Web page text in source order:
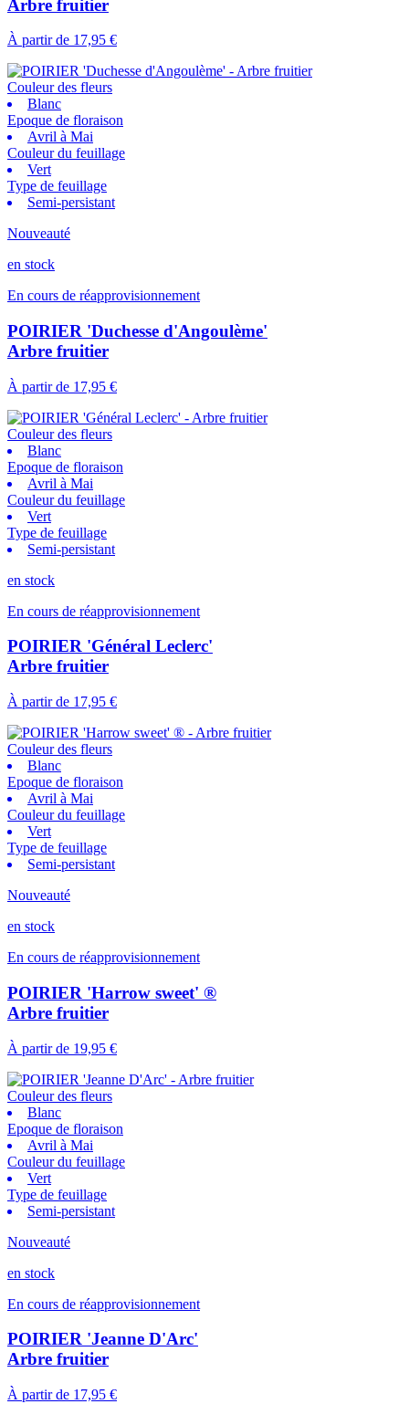
Arbre fruitier
À partir de 17,95 €
Couleur des fleurs
Blanc
Epoque de floraison
Avril à Mai
Couleur du feuillage
Vert
Type de feuillage
Semi-persistant
Nouveauté
en stock
En cours de réapprovisionnement
POIRIER 'Duchesse d'Angoulème'
Arbre fruitier
À partir de 17,95 €
Couleur des fleurs
Blanc
Epoque de floraison
Avril à Mai
Couleur du feuillage
Vert
Type de feuillage
Semi-persistant
en stock
En cours de réapprovisionnement
POIRIER 'Général Leclerc'
Arbre fruitier
À partir de 17,95 €
Couleur des fleurs
Blanc
Epoque de floraison
Avril à Mai
Couleur du feuillage
Vert
Type de feuillage
Semi-persistant
Nouveauté
en stock
En cours de réapprovisionnement
POIRIER 'Harrow sweet' ®
Arbre fruitier
À partir de 19,95 €
Couleur des fleurs
Blanc
Epoque de floraison
Avril à Mai
Couleur du feuillage
Vert
Type de feuillage
Semi-persistant
Nouveauté
en stock
En cours de réapprovisionnement
POIRIER 'Jeanne D'Arc'
Arbre fruitier
À partir de 17,95 €